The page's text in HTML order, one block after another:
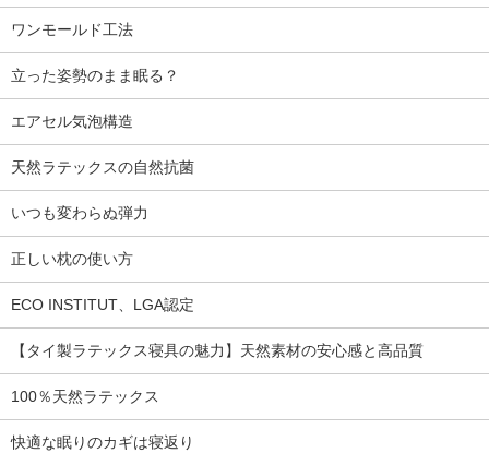
ワンモールド工法
立った姿勢のまま眠る？
エアセル気泡構造
天然ラテックスの自然抗菌
いつも変わらぬ弾力
正しい枕の使い方
ECO INSTITUT、LGA認定
【タイ製ラテックス寝具の魅力】天然素材の安心感と高品質
100％天然ラテックス
快適な眠りのカギは寝返り